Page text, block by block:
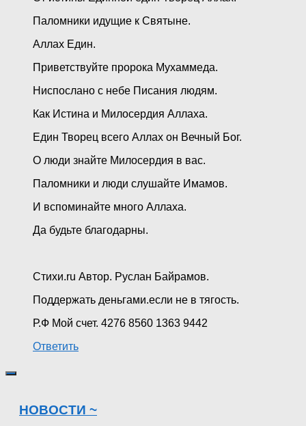
Паломники идущие к Святыне.
Аллах Един.
Приветствуйте пророка Мухаммеда.
Ниспослано с небе Писания людям.
Как Истина и Милосердия Аллаха.
Един Творец всего Аллах он Вечный Бог.
О люди знайте Милосердия в вас.
Паломники и люди слушайте Имамов.
И вспоминайте много Аллаха.
Да будьте благодарны.
Стихи.ru Автор. Руслан Байрамов.
Поддержать деньгами.если не в тягость.
Р.Ф Мой счет. 4276 8560 1363 9442
Ответить
НОВОСТИ ~